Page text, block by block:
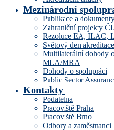
Mezinárodní
Publikace a dokumenty
Zahraniční projekty
Rezoluce EA, ILAC,
Světový den akreditace
Multilaterální dohody
MLA/MRA
Dohody o spolupráci
Public Sector
Kontakty
Podatelna
Pracoviště Praha
Pracoviště Brno
Odbory a zaměstnanci